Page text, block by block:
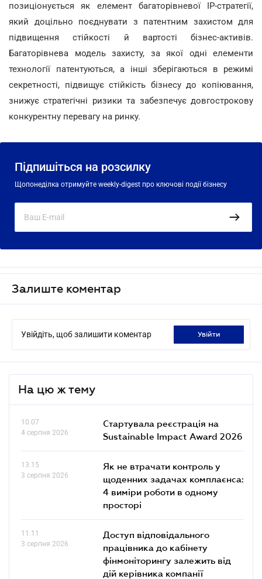
позиціонується як елемент багаторівневої IP-стратегії,
який доцільно поєднувати з патентним захистом для
підвищення стійкості й вартості бізнес-активів.
Багаторівнева модель захисту, за якої одні елементи
технології патентуються, а інші зберігаються в режимі
секретності, підвищує стійкість бізнесу до копіювання,
знижує стратегічні ризики та забезпечує довгострокову
конкурентну перевагу на ринку.
Підпишіться на розсилку
Щопонеділка отримуйте weekly-digest про ключові події бізнесу
Залиште коментар
Увійдіть, щоб залишити коментар увійти
На цю ж тему
10.07
4 серпня 2026
Стартувала реєстрація на
Sustainable Impact Award 2026
13.15
3 серпня 2026
Як не втрачати контроль у
щоденних задачах комплаєнса:
4 виміри роботи в одному
просторі
11.11
3 серпня 2026
Доступ відповідального
працівника до кабінету
фінмоніторингу залежить від
дій керівника компанії